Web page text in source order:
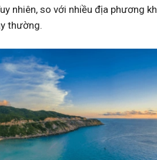
nhiên, so với nhiều địa phương
thường.